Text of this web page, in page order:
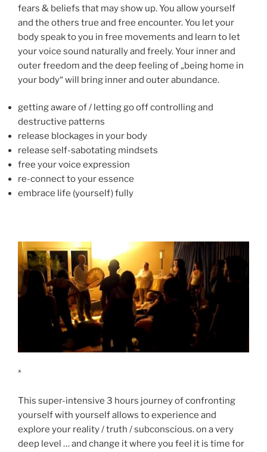
fears & beliefs that may show up. You allow yourself
and the others true and free encounter. You let your
body speak to you in free movements and learn to let
your voice sound naturally and freely. Your inner and
outer freedom and the deep feeling of „being home in
your body“ will bring inner and outer abundance.
getting aware of / letting go off controlling and
destructive patterns
release blockages in your body
release self-sabotating mindsets
free your voice expression
re-connect to your essence
embrace life (yourself) fully
*
This super-intensive 3 hours journey of confronting
yourself with yourself allows to experience and
explore your reality / truth / subconscious. on a very
deep level … and change it where you feel it is time for